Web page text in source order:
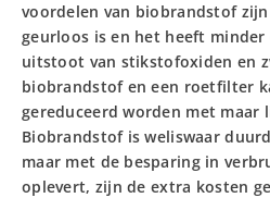
voordelen van biobrandstof
geurloos is en het heeft minder
uitstoot van stikstofoxiden en
biobrandstof en een roetfilter
gereduceerd worden met maar
Biobrandstof is weliswaar
maar met de besparing in
oplevert, zijn de extra kosten